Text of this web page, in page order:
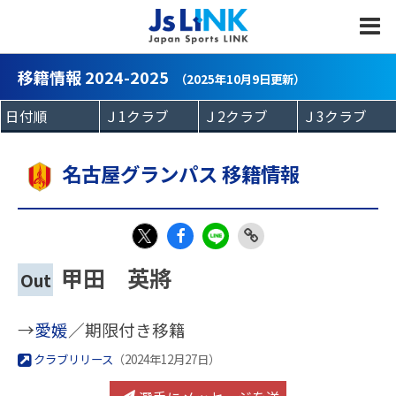
移籍情報 2024-2025 （2025年10月9日更新）
名古屋グランパス 移籍情報
X
eb
k
Out 甲田 英將
→愛媛／期限付き移籍
クラブリリース （2024年12月27日）